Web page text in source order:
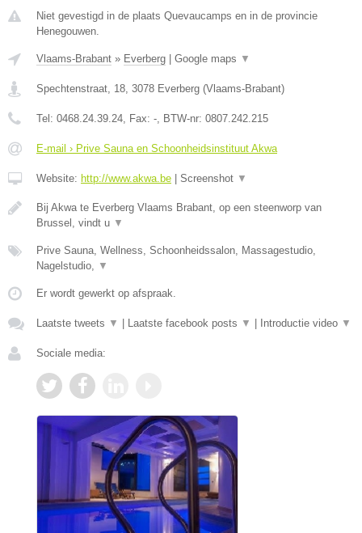
Niet gevestigd in de plaats Quevaucamps en in de provincie
Henegouwen.
Vlaams-Brabant » Everberg Google maps ▼
Spechtenstraat, 18, 3078 Everberg (Vlaams-Brabant)
Tel: 0468.24.39.24, Fax: -, BTW-nr: 0807.242.215
E-mail › Prive Sauna en Schoonheidsinstituut Akwa
Website: http://www.akwa.be Screenshot ▼
Bij Akwa te Everberg Vlaams Brabant, op een steenworp van
Brussel, vindt u ▼
Prive Sauna, Wellness, Schoonheidssalon, Massagestudio,
Nagelstudio, ▼
Er wordt gewerkt op afspraak.
Laatste tweets ▼ Laatste facebook posts ▼ Introductie video ▼
Sociale media: